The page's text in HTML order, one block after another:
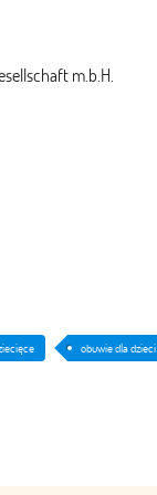
m.b.H.
obuwie dla dzieci